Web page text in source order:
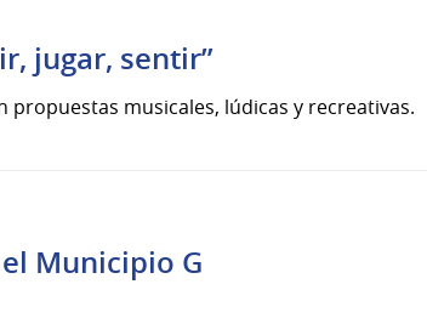
jugar, sentir”
propuestas musicales, lúdicas y recreativas.
Municipio G